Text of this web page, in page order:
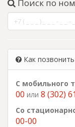
Поиск по
Как
С мобильного
00 или 8 (302)
Со
00-00